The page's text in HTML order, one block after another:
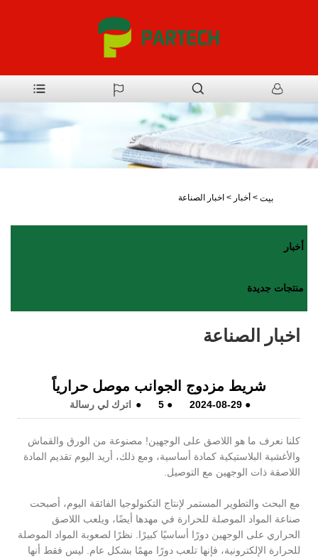
بيت > أخبار > اخبار الصناعة
أخبار
منتجات جديدة
اخبار الصناعة
شريط مزدوج الجوانب موصل حرارياً
●
2024-08-29
●
5
● اترك لي رسالة
كلنا نعرف ما هو اللاصق على الوجهين! مصنوعة من الورق والقماش
والأغشية البلاستيكية كمادة أساسية، ومع ذلك، أريد اليوم تقديم المادة
اللاصقة ذات الوجهين مع التوصيل.
مع البحث والتطوير المستمر لإنتاج التكنولوجيا الفائقة اليوم، أصبحت
صناعة المواد الموصلة للحرارة في مهدها أيضًا، ويلعب اللاصق
الحراري على الوجهين دورًا أساسيًا كبيرًا. نظرًا لصعوبة المواد الموصلة
للحرارة الإلكترونية، فإنها تلعب دورًا مهمًا بشكل عام. ليس فقط أنها